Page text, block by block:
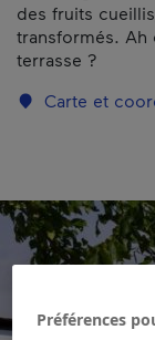
des fruits
transformés.
terrasse ?
Carte et
Préférences